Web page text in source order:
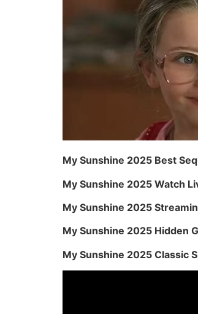
My Sunshine 2025 Best
My Sunshine 2025 Watch
My Sunshine 2025
My Sunshine 2025 Hidden
My Sunshine 2025 Classic